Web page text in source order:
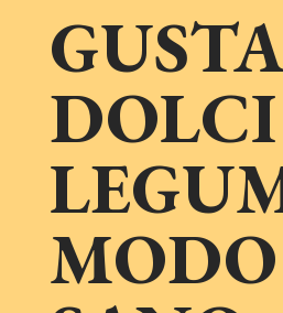
MODO